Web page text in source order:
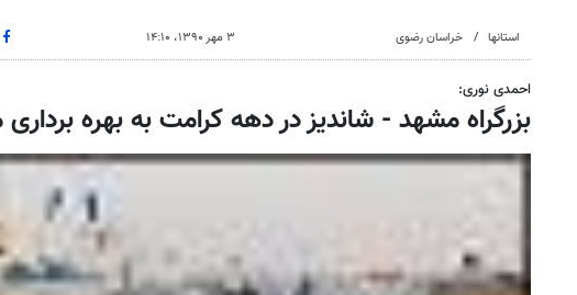
استانها خراسان رضوی ۳ مهر ۱۳۹۰، ۱۴:۱۰
احمدی نوری:
بزرگراه مشهد - شاندیز در دهه کرامت به بهره